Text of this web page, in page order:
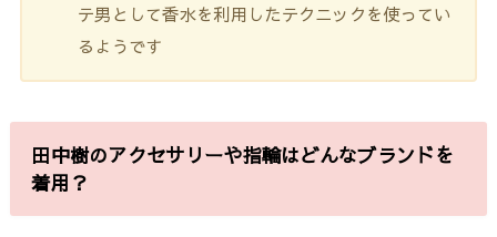
テ男として香水を利用したテクニックを使ってい
るようです
田中樹のアクセサリーや指輪はどんなブランドを
着用？